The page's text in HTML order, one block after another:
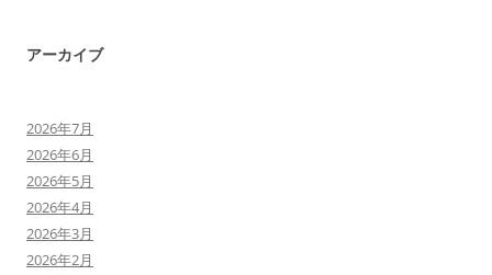
アーカイブ
2026年7月
2026年6月
2026年5月
2026年4月
2026年3月
2026年2月